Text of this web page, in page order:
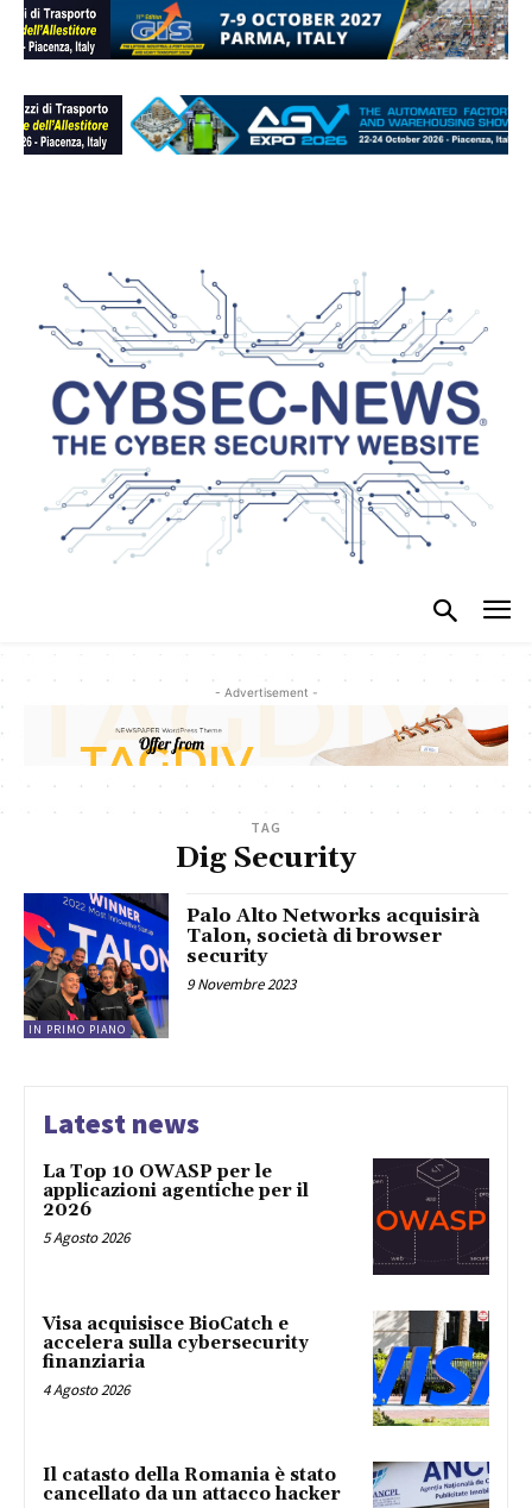
- Advertisement -
TAG
Dig Security
IN PRIMO PIANO
Palo Alto Networks acquisirà
Talon, società di browser
security
9 Novembre 2023
Latest news
La Top 10 OWASP per le
applicazioni agentiche per il
2026
5 Agosto 2026
Visa acquisisce BioCatch e
accelera sulla cybersecurity
finanziaria
4 Agosto 2026
Il catasto della Romania è stato
cancellato da un attacco hacker